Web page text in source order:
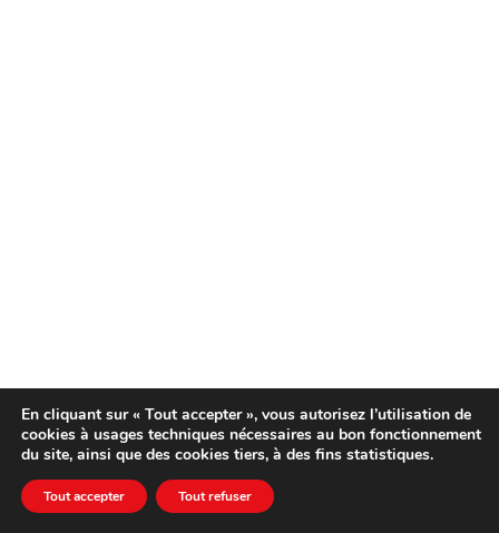
En cliquant sur « Tout accepter », vous autorisez l’utilisation de
cookies à usages techniques nécessaires au bon fonctionnement
du site, ainsi que des cookies tiers, à des fins statistiques.
Tout accepter Tout refuser